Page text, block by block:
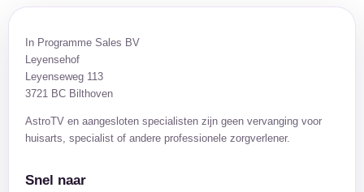
In Programme Sales BV
Leyensehof
Leyenseweg 113
3721 BC Bilthoven
AstroTV en aangesloten specialisten zijn geen vervanging voor
huisarts, specialist of andere professionele zorgverlener.
Snel naar